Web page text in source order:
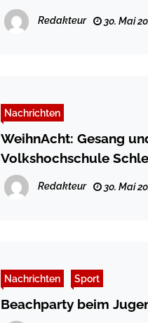
Redakteur 30. Mai
Nachrichten
WeihnAcht: Gesang
Volkshochschule
Redakteur 30. Mai
Nachrichten Sport
Beachparty beim